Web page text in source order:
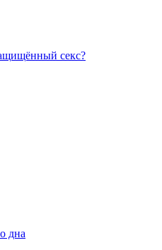
секс?
дна